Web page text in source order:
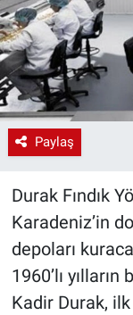
Paylaş
Durak Fındık
Karadeniz’in
depoları
1960’lı
Kadir Durak, ilk